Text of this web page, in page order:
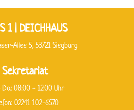
1 | DEICHHAUS
Allee 5, 53721 Siegburg
Sekretariat
08:00 - 12:00 Uhr
02241 102-6570